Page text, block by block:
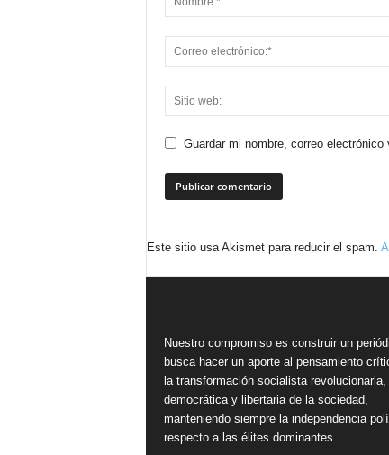
Guardar mi nombre, correo
Este sitio usa Akismet para reducir el spam.
Nuestro compromiso es construir un
busca hacer un aporte al pensamiento
la transformación socialista revolucionaria,
democrática y libertaria de la sociedad,
manteniendo siempre la independencia
respecto a las élites dominantes.